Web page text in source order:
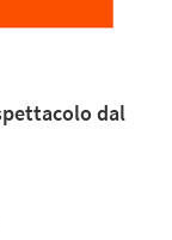
dal